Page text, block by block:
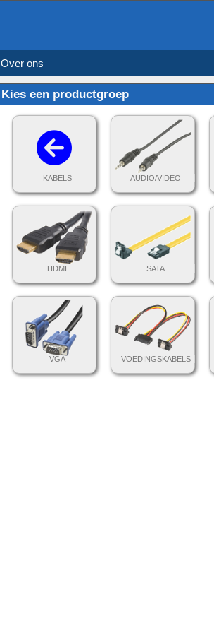
Over ons
Kies een productgroep
KABELS AUDIO/VIDEO
HDMI SATA
VGA VOEDINGSKABELS